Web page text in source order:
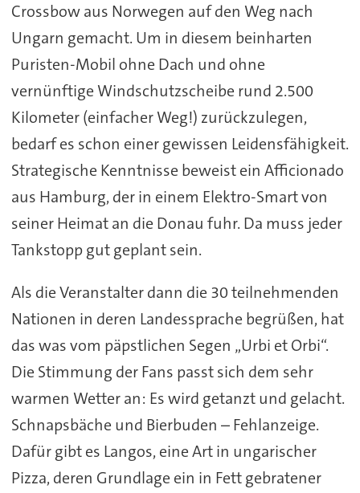
Crossbow aus Norwegen auf den Weg nach
Ungarn gemacht. Um in diesem beinharten
Puristen-Mobil ohne Dach und ohne
vernünftige Windschutzscheibe rund 2.500
Kilometer (einfacher Weg!) zurückzulegen,
bedarf es schon einer gewissen Leidensfähigkeit.
Strategische Kenntnisse beweist ein Afficionado
aus Hamburg, der in einem Elektro-Smart von
seiner Heimat an die Donau fuhr. Da muss jeder
Tankstopp gut geplant sein.
Als die Veranstalter dann die 30 teilnehmenden
Nationen in deren Landessprache begrüßen, hat
das was vom päpstlichen Segen „Urbi et Orbi“.
Die Stimmung der Fans passt sich dem sehr
warmen Wetter an: Es wird getanzt und gelacht.
Schnapsbäche und Bierbuden – Fehlanzeige.
Dafür gibt es Langos, eine Art in ungarischer
Pizza, deren Grundlage ein in Fett gebratener